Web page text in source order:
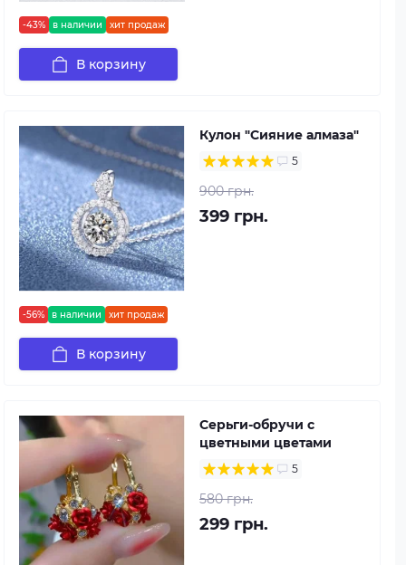
-43% в наличии хит продаж
В корзину
-56% в наличии хит продаж
Кулон "Сияние алмаза"
5
900 грн.
399 грн.
В корзину
Серьги-обручи с
цветными цветами
5
580 грн.
299 грн.